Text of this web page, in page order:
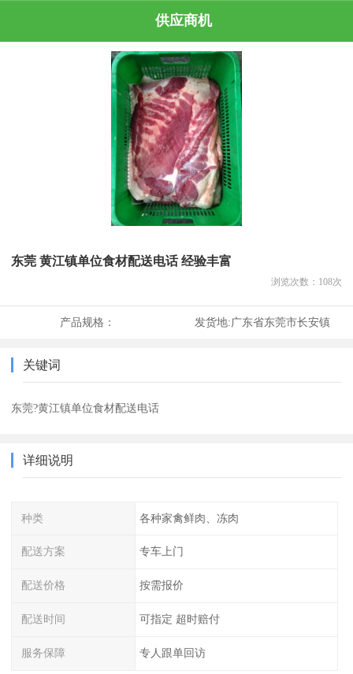
供应商机
东莞 黄江镇单位食材配送电话 经验丰富
浏览次数： 108次
产品规格： 发货地:广东省东莞市长安镇
关键词
东莞?黄江镇单位食材配送电话
详细说明
种类 各种家禽鲜肉、冻肉
配送方案 专车上门
配送价格 按需报价
配送时间 可指定 超时赔付
服务保障 专人跟单回访